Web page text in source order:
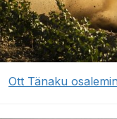
Ott Tänaku